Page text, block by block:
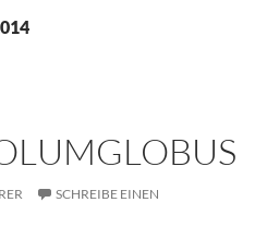
SCHREIBE EINEN